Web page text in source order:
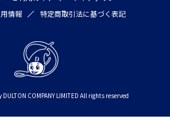
情報 特定商取引法に基づく表記
COMPANY LIMITED All rights reserved